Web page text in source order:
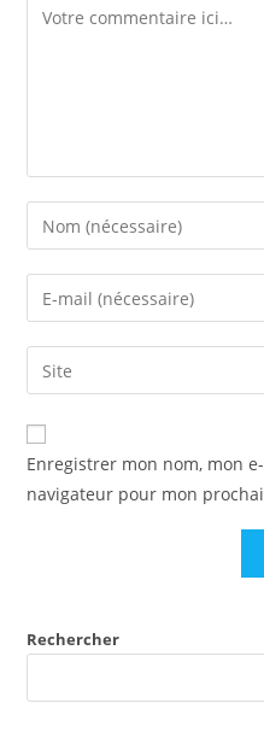
Enregistrer mon nom, mon
navigateur pour mon
Rechercher